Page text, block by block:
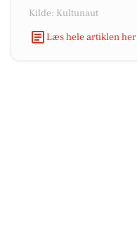
Kilde: Kultunaut
Læs hele artiklen her